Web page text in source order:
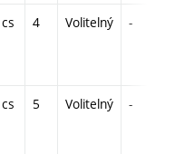
cs 4 Volitelný -
cs 5 Volitelný -